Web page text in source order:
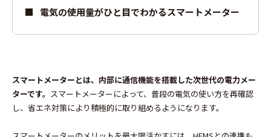
電気の使用量がひと目でわかるスマートメーター
スマートメーターとは、内部に通信機能を搭載した次世代の電力メー
ターです。 スマートメーターによって、普段の電気の使い方を再確認
し、省エネ対策により積極的に取り組めるようになります。